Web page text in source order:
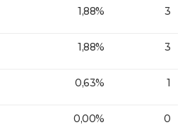
1,88% 3
1,88% 3
0,63% 1
0,00% 0